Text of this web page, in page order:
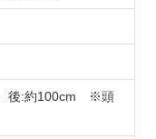
後:約100cm ※頭